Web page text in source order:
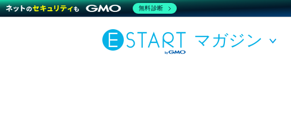
マガジン
無料診断